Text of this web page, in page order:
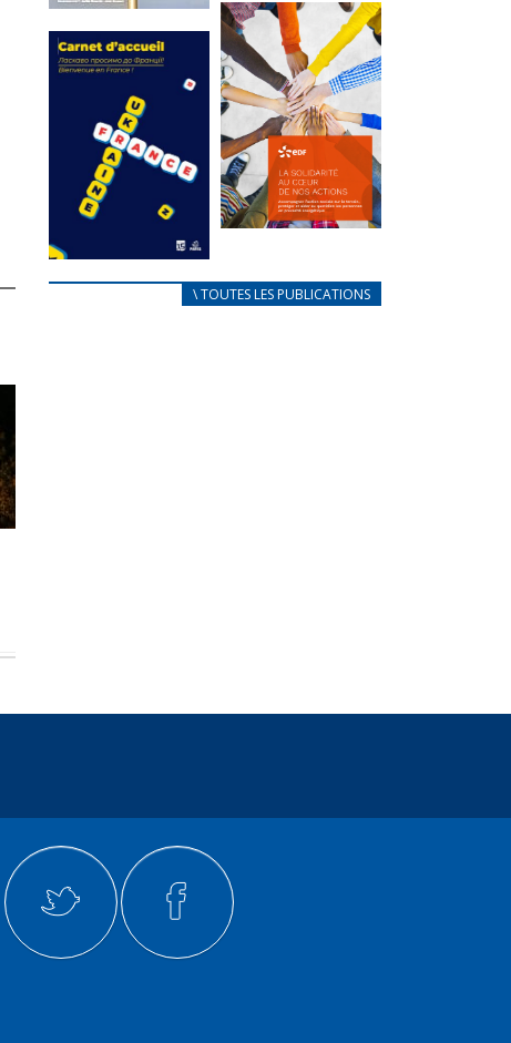
Statut de
l’élu local
Mise à jour avril
2024
FEUILLETER
La
prévention
des conflits
d’intérêts
18 septembre 2023
FEUILLETER
au coeur de
nos actions
\ TOUTES LES PUBLICATIONS